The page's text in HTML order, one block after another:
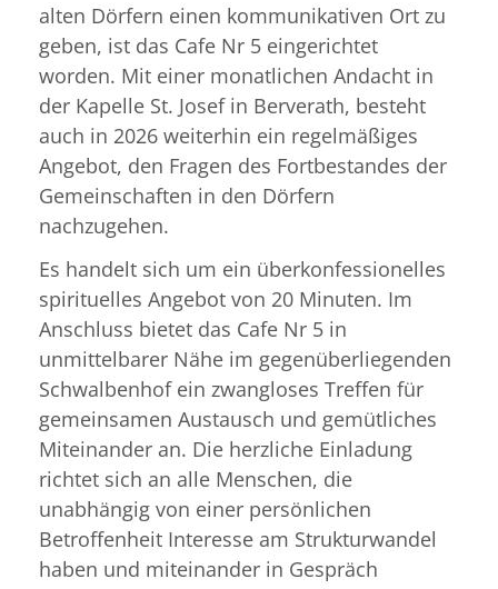
alten Dörfern einen kommunikativen Ort zu
geben, ist das Cafe Nr 5 eingerichtet
worden. Mit einer monatlichen Andacht in
der Kapelle St. Josef in Berverath, besteht
auch in 2026 weiterhin ein regelmäßiges
Angebot, den Fragen des Fortbestandes der
Gemeinschaften in den Dörfern
nachzugehen.
Es handelt sich um ein überkonfessionelles
spirituelles Angebot von 20 Minuten. Im
Anschluss bietet das Cafe Nr 5 in
unmittelbarer Nähe im gegenüberliegenden
Schwalbenhof ein zwangloses Treffen für
gemeinsamen Austausch und gemütliches
Miteinander an. Die herzliche Einladung
richtet sich an alle Menschen, die
unabhängig von einer persönlichen
Betroffenheit Interesse am Strukturwandel
haben und miteinander in Gespräch